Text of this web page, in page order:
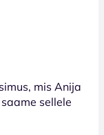
mis Anija
sellele